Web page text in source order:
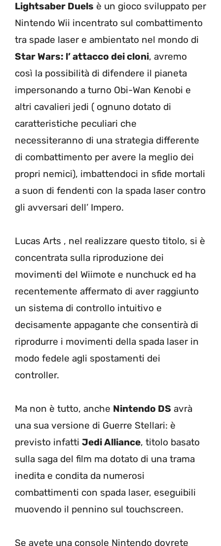
Lightsaber Duels è un gioco sviluppato per
Nintendo Wii incentrato sul combattimento
tra spade laser e ambientato nel mondo di
Star Wars: l’ attacco dei cloni, avremo
così la possibilità di difendere il pianeta
impersonando a turno Obi-Wan Kenobi e
altri cavalieri jedi ( ognuno dotato di
caratteristiche peculiari che
necessiteranno di una strategia differente
di combattimento per avere la meglio dei
propri nemici), imbattendoci in sfide mortali
a suon di fendenti con la spada laser contro
gli avversari dell’ Impero.
Lucas Arts , nel realizzare questo titolo, si è
concentrata sulla riproduzione dei
movimenti del Wiimote e nunchuck ed ha
recentemente affermato di aver raggiunto
un sistema di controllo intuitivo e
decisamente appagante che consentirà di
riprodurre i movimenti della spada laser in
modo fedele agli spostamenti dei
controller.
Ma non è tutto, anche Nintendo DS avrà
una sua versione di Guerre Stellari: è
previsto infatti Jedi Alliance, titolo basato
sulla saga del film ma dotato di una trama
inedita e condita da numerosi
combattimenti con spada laser, eseguibili
muovendo il pennino sul touchscreen.
Se avete una console Nintendo dovrete